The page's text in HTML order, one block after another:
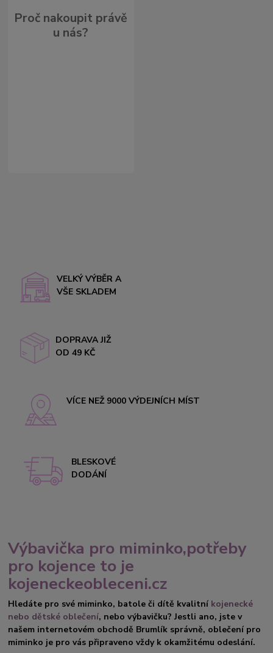
Proč nakoupit právě
u nás?
VELKÝ VÝBĚR A
VŠE SKLADEM
DOPRAVA JIŽ
OD 49 KČ
VÍCE NEŽ 9000 VÝDEJNÍCH MÍST
BLESKOVÉ
DODÁNÍ
Výbavička pro miminko,potřeby
pro kojence to je
kojeneckeobleceni.cz
Hledáte pro své miminko, batole či dítě kvalitní kojenecké
nebo dětské oblečení, nebo výbavičku? Jestli ano, jste v
našem internetovém obchodě Brumlík správně, oblečení pro
miminko je pro vás připraveno vždy k okamžitému odeslání.